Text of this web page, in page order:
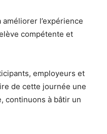
améliorer l’expérience
compétente et
employeurs et
de cette journée une
continuons à bâtir un